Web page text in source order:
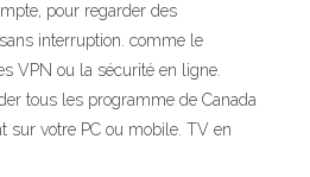
pour regarder des
interruption. comme le
VPN ou la sécurité en ligne.
tous les programme de Canada
sur votre PC ou mobile. TV en